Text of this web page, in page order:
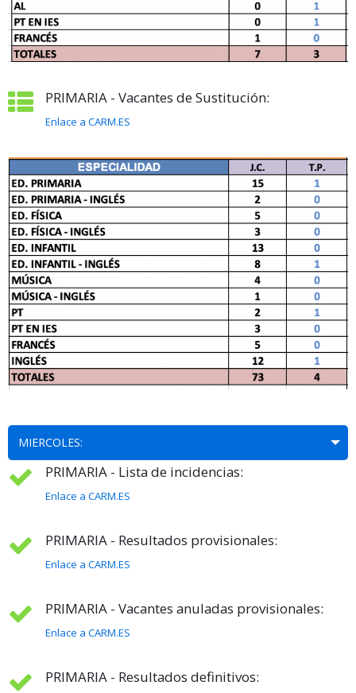
PRIMARIA - Vacantes de Sustitución:
Enlace a CARM.ES
MIERCOLES:
PRIMARIA - Lista de incidencias:
Enlace a CARM.ES
PRIMARIA - Resultados provisionales:
Enlace a CARM.ES
PRIMARIA - Vacantes anuladas provisionales:
Enlace a CARM.ES
PRIMARIA - Resultados definitivos: